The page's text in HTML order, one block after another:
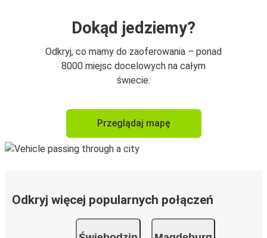
Dokąd jedziemy?
Odkryj, co mamy do zaoferowania – ponad
8000 miejsc docelowych na całym
świecie.
Przeglądaj mapę
Odkryj więcej popularnych połączeń